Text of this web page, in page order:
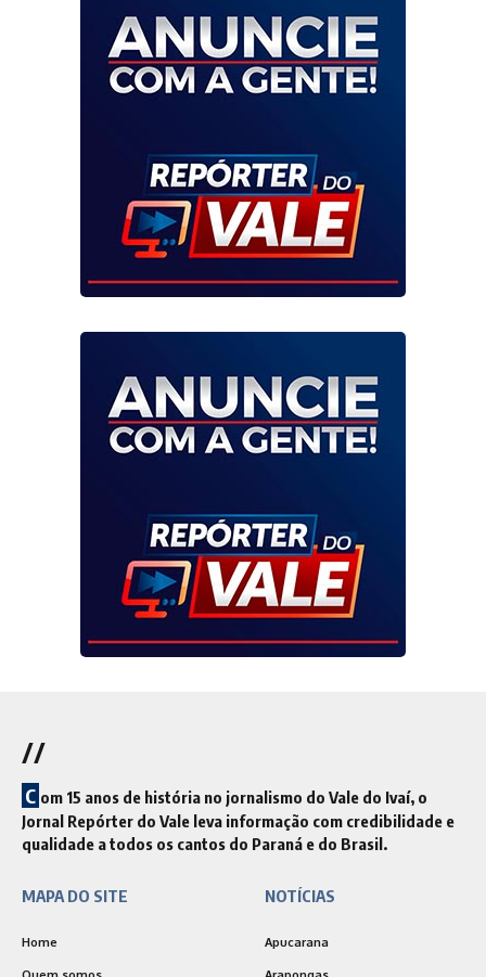
//
C om 15 anos de história no jornalismo do Vale do Ivaí, o
Jornal Repórter do Vale leva informação com credibilidade e
qualidade a todos os cantos do Paraná e do Brasil.
MAPA DO SITE
Home
NOTÍCIAS
Apucarana